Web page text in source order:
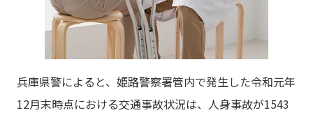
兵庫県警によると、姫路警察署管内で発生した令和元年
12月末時点における交通事故状況は、人身事故が1543